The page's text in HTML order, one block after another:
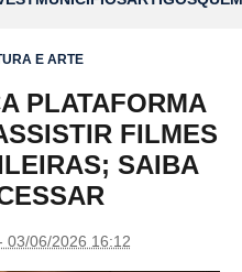
E ARTE
PLATAFORMA
FILMES
SAIBA
03/06/2026 16:12